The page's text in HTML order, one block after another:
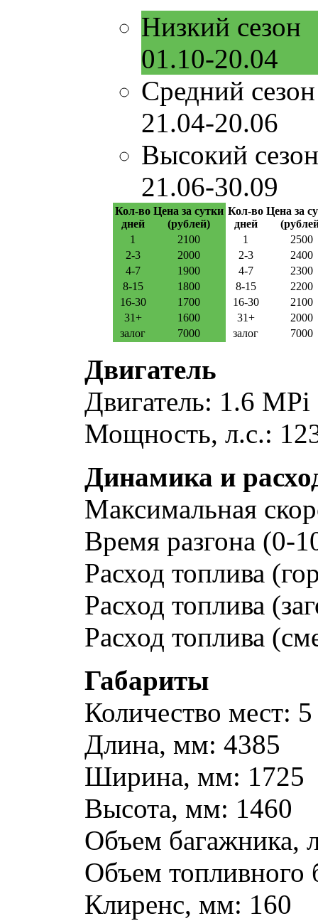
Низкий сезон
01.10-20.04
Средний сезон
21.04-20.06
Высокий сезон
21.06-30.09
Кол-во
дней
Цена за сутки
(рублей)
1
2100
2-3
2000
4-7
1900
8-15
1800
16-30
1700
31+
1600
залог
7000
Кол-во
дней
Цена за
1
2500
2-3
2400
4-7
2300
8-15
2200
16-30
2100
31+
2000
залог
7000
Двигатель
Двигатель: 1.6 MPi
Мощность, л.с.:
Динамика и
Максимальная
Время разгона (0-
Расход топлива
Расход топлива
Расход топлива
Габариты
Количество мест: 5
Длина, мм: 4385
Ширина, мм: 1725
Высота, мм: 1460
Объем багажника,
Объем топливного
Клиренс, мм: 160